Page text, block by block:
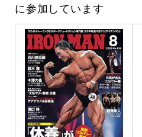
に参加しています